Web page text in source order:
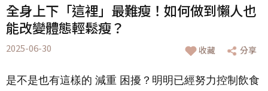
全身上下「這裡」最難瘦！如何做到懶人也
能改變體態輕鬆瘦？
2025-06-30 收藏 分享
是不是也有這樣的 減重 困擾？明明已經努力控制飲食